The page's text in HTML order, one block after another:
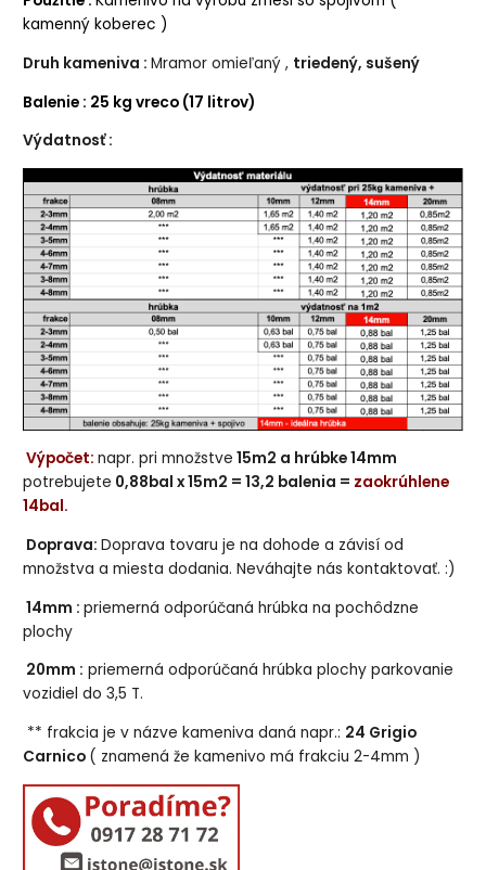
kamenný koberec )
Druh kameniva :Mramor omieľaný , triedený, sušený
Balenie : 25 kg vreco (17 litrov)
Výdatnosť :
Výpočet: napr. pri množstve 15m2 a hrúbke 14mm
potrebujete 0,88bal x 15m2 = 13,2 balenia = zaokrúhlene
14bal.
Doprava:Doprava tovaru je na dohode a závisí od
množstva a miesta dodania. Neváhajte nás kontaktovať. :)
14mm :priemerná odporúčaná hrúbka na pochôdzne
plochy
20mm : priemerná odporúčaná hrúbka plochy parkovanie
vozidiel do 3,5 T.
** frakcia je v názve kameniva daná napr.: 24 Grigio
Carnico ( znamená že kamenivo má frakciu 2-4mm )